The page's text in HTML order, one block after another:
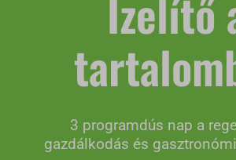
Ízelítő
3 programdús nap a
gazdálkodás és